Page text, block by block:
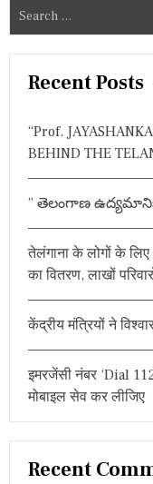
e
a
Recent Posts
“Prof.
BEHIND THE
” తెలంగాణ
तेलंगाना के लोगों के
का वितरण, लाखों
केंद्रीय मंत्रियों ने
इमरजेंसी नंबर ‘Dial
मोबाइल सेव कर लीजिए
Recent